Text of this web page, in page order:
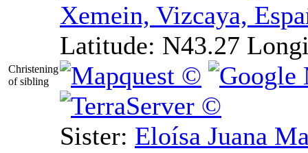
Christening
of sibling
Xemein, Vizcaya,
Latitude: N43.27
Sister: Eloísa Juana